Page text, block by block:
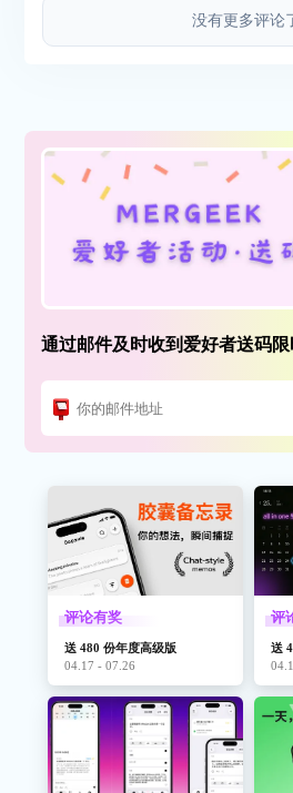
没有更多评论
通过邮件及时收到爱好者送码
评论有奖
送 480 份年度高级版
04.17 - 07.26
评
送